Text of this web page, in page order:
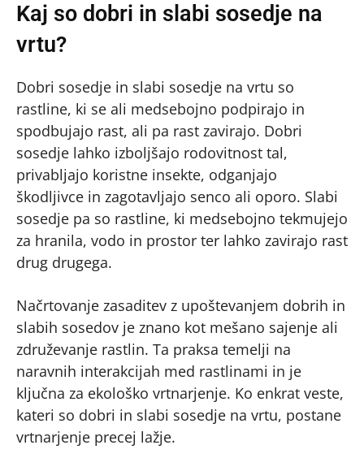
Kaj so dobri in slabi sosedje na
vrtu?
Dobri sosedje in slabi sosedje na vrtu so
rastline, ki se ali medsebojno podpirajo in
spodbujajo rast, ali pa rast zavirajo. Dobri
sosedje lahko izboljšajo rodovitnost tal,
privabljajo koristne insekte, odganjajo
škodljivce in zagotavljajo senco ali oporo. Slabi
sosedje pa so rastline, ki medsebojno tekmujejo
za hranila, vodo in prostor ter lahko zavirajo rast
drug drugega.
Načrtovanje zasaditev z upoštevanjem dobrih in
slabih sosedov je znano kot mešano sajenje ali
združevanje rastlin. Ta praksa temelji na
naravnih interakcijah med rastlinami in je
ključna za ekološko vrtnarjenje. Ko enkrat veste,
kateri so dobri in slabi sosedje na vrtu, postane
vrtnarjenje precej lažje.